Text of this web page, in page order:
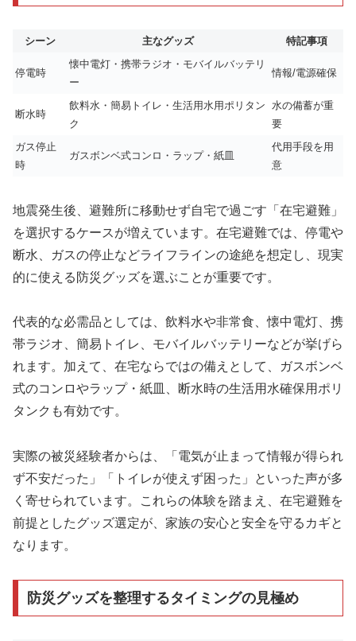
シーン 主なグッズ 特記事項
停電時
懐中電灯・携帯ラジオ・モバイルバッテリ
ー
情報/電源確保
断水時
飲料水・簡易トイレ・生活用水用ポリタン
ク
水の備蓄が重
要
ガス停止
時
ガスボンベ式コンロ・ラップ・紙皿
代用手段を用
意
地震発生後、避難所に移動せず自宅で過ごす「在宅避難」
を選択するケースが増えています。在宅避難では、停電や
断水、ガスの停止などライフラインの途絶を想定し、現実
的に使える防災グッズを選ぶことが重要です。
代表的な必需品としては、飲料水や非常食、懐中電灯、携
帯ラジオ、簡易トイレ、モバイルバッテリーなどが挙げら
れます。加えて、在宅ならではの備えとして、ガスボンベ
式のコンロやラップ・紙皿、断水時の生活用水確保用ポリ
タンクも有効です。
実際の被災経験者からは、「電気が止まって情報が得られ
ず不安だった」「トイレが使えず困った」といった声が多
く寄せられています。これらの体験を踏まえ、在宅避難を
前提としたグッズ選定が、家族の安心と安全を守るカギと
なります。
防災グッズを整理するタイミングの見極め